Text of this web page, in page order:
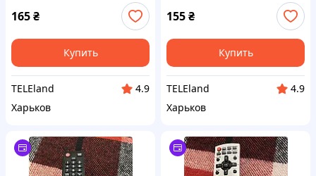
165₴
Купить
TELEland
4.9
Харьков
пульт World Vision T62
155₴
Купить
TELEland
4.9
Харьков